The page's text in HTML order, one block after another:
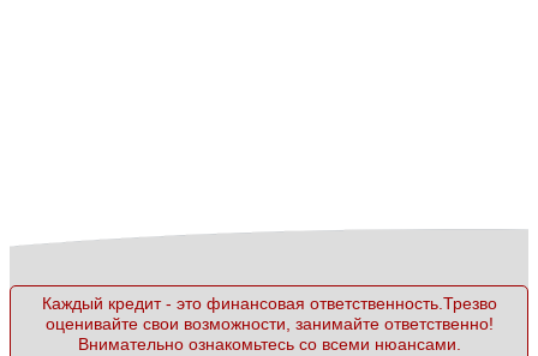
Каждый кредит - это финансовая ответственность.Трезво
оценивайте свои возможности, занимайте ответственно!
Внимательно ознакомьтесь со всеми нюансами.